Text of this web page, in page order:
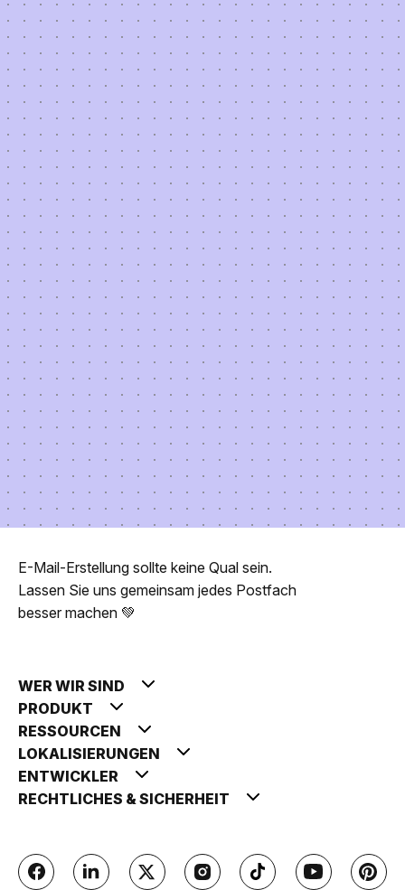
E-Mail-Erstellung sollte keine Qual sein.
Lassen Sie uns gemeinsam jedes Postfach
besser machen 💚
WER WIR SIND
PRODUKT
RESSOURCEN
LOKALISIERUNGEN
ENTWICKLER
RECHTLICHES & SICHERHEIT